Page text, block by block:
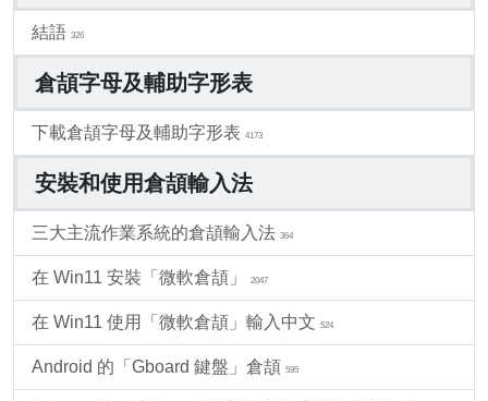
結語 326
倉頡字母及輔助字形表
下載倉頡字母及輔助字形表 4173
安裝和使用倉頡輸入法
三大主流作業系統的倉頡輸入法 364
在 Win11 安裝「微軟倉頡」 2047
在 Win11 使用「微軟倉頡」輸入中文 524
Android 的「Gboard 鍵盤」倉頡 595